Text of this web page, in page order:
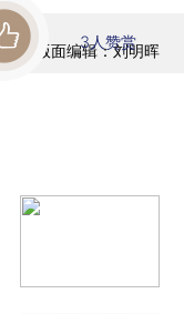
版面编辑：刘明晖
3人赞赏